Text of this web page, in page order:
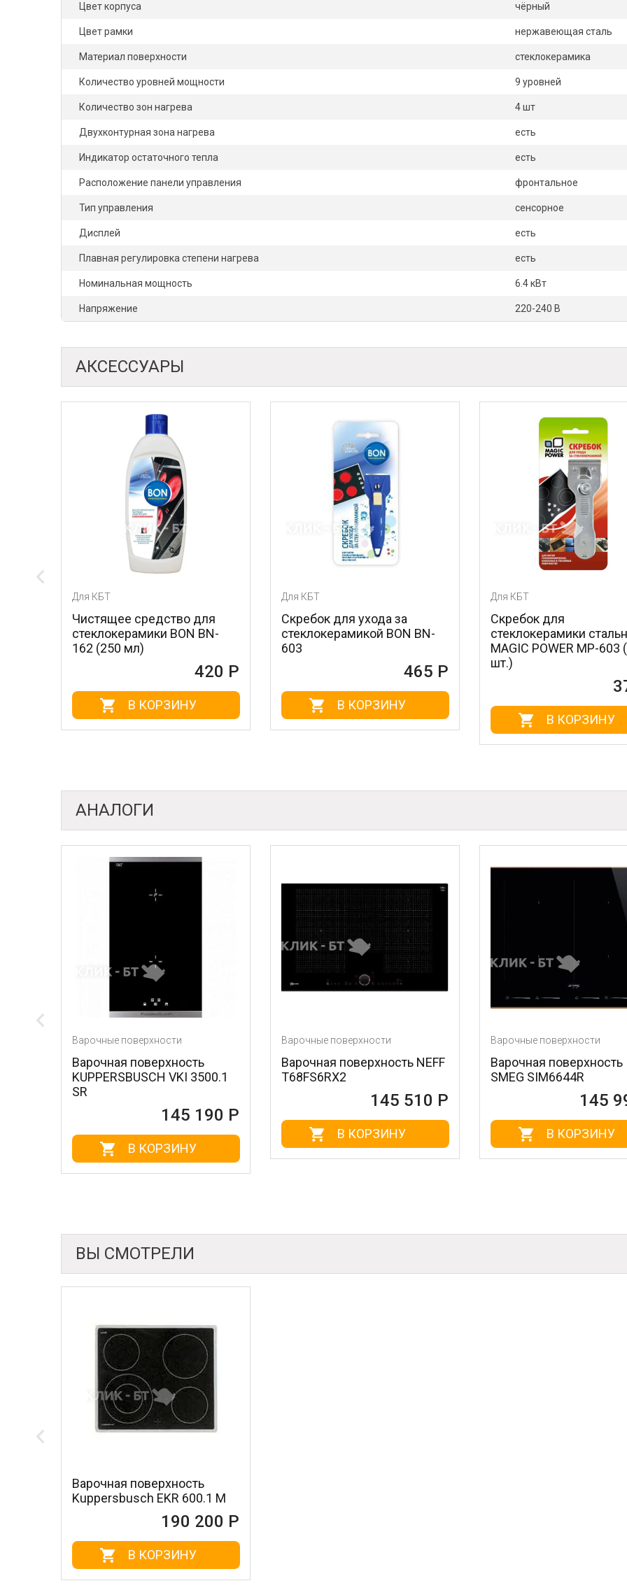
Цвет корпуса чёрный
Цвет рамки нержавеющая сталь
Материал поверхности стеклокерамика
Количество уровней мощности 9 уровней
Количество зон нагрева 4 шт
Двухконтурная зона нагрева есть
Индикатор остаточного тепла есть
Расположение панели управления фронтальное
Тип управления сенсорное
Дисплей есть
Плавная регулировка степени нагрева есть
Номинальная мощность 6.4 кВт
Напряжение 220-240 В
АКСЕССУАРЫ
средство для
BON BN-
В КОРЗИНУ
Скребок для ухода за
стеклокерамикой BON BN-
В КОРЗИНУ
стеклокерамики стальной
MAGIC POWER MP-603 (1
шт.)
В КОРЗИНУ
АНАЛОГИ
Варочные поверхности
Варочная поверхность
KUPPERSBUSCH VKI 3500.1
145 190 Р
В КОРЗИНУ
Варочные поверхности
Варочная поверхность NEFF
T68FS6RX2
145 510 Р
В КОРЗИНУ
Варочные поверхности
Варочная поверхность
SMEG SIM6644R
145 990 Р
В КОРЗИНУ
ВЫ СМОТРЕЛИ
Варочная поверхность
Kuppersbusch EKR 600.1 M
190 200 Р
В КОРЗИНУ